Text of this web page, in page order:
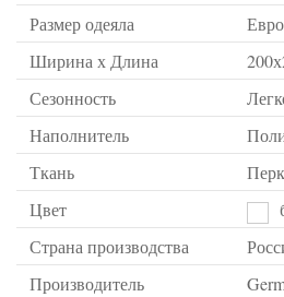
Размер одеяла
Евро
Ширина х Длина
Сезонность
Наполнитель
Ткань
Цвет
Страна производства
Производитель